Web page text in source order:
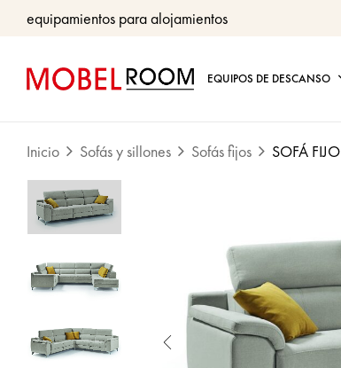
equipamientos para alojamientos
EQUIPOS DE DESCANSO
Inicio Sofás y sillones Sofás fijos SOFÁ